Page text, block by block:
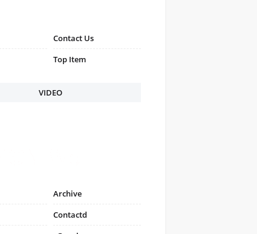
Contact Us
Top Item
VIDEO
Archive
Contactd